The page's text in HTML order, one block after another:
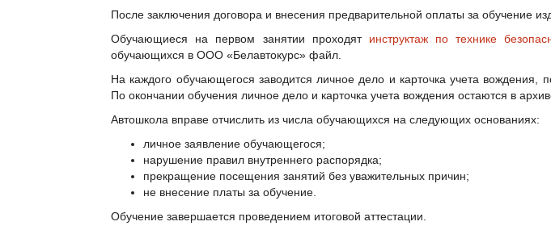
После заключения договора и внесения предварительной оплаты за обучение
Обучающиеся на первом занятии проходят инструктаж по технике
обучающихся в ООО «Белавтокурс» файл.
На каждого обучающегося заводится личное дело и карточка учета
По окончании обучения личное дело и карточка учета вождения остаются в
Автошкола вправе отчислить из числа обучающихся на следующих основаниях:
личное заявление обучающегося;
нарушение правил внутреннего распорядка;
прекращение посещения занятий без уважительных причин;
не внесение платы за обучение.
Обучение завершается проведением итоговой аттестации.